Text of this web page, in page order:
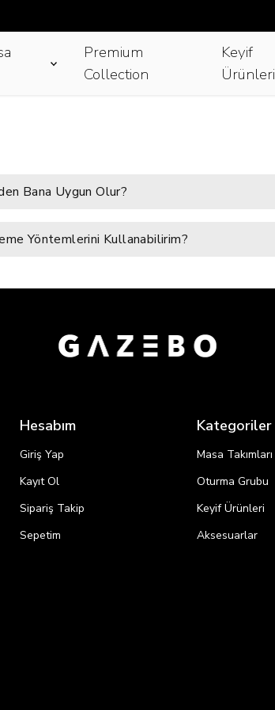
Premium
Collection
Keyif
Ürünleri
Bana Uygun Olur?
Yöntemlerini Kullanabilirim?
Hesabım
Giriş Yap
Kayıt Ol
Sipariş Takip
Sepetim
Kategoriler
Masa Takımları
Oturma Grubu
Keyif Ürünleri
Aksesuarlar